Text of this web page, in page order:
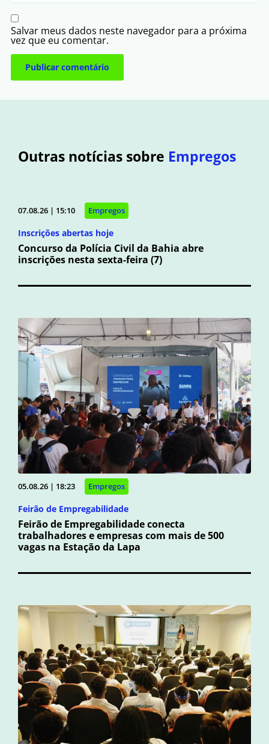
Salvar meus dados neste navegador para a próxima
vez que eu comentar.
Outras notícias sobre Empregos
07.08.26 | 15:10 Empregos
Inscrições abertas hoje
Concurso da Polícia Civil da Bahia abre
inscrições nesta sexta-feira (7)
05.08.26 | 18:23 Empregos
Feirão de Empregabilidade
Feirão de Empregabilidade conecta
trabalhadores e empresas com mais de 500
vagas na Estação da Lapa